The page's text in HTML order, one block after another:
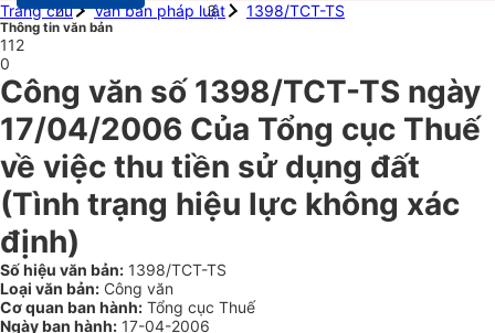
Trang chủ
Văn bản pháp luật 1398/TCT-TS
Thông tin văn bản
112
0
Công văn số 1398/TCT-TS ngày
17/04/2006 Của Tổng cục Thuế
về việc thu tiền sử dụng đất
(Tình trạng hiệu lực không xác
định)
Số hiệu văn bản: 1398/TCT-TS
Loại văn bản: Công văn
Cơ quan ban hành: Tổng cục Thuế
Ngày ban hành: 17-04-2006